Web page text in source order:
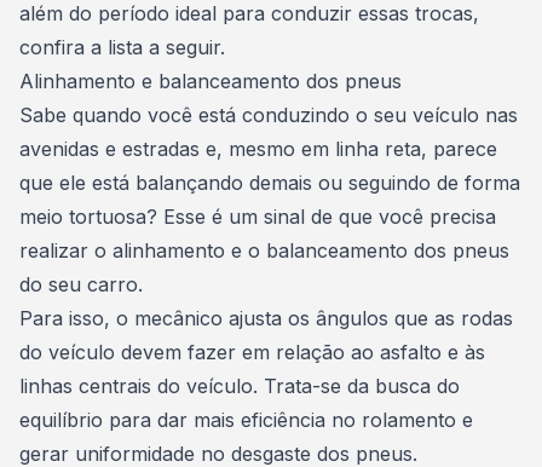
além do período ideal para conduzir essas trocas,
confira a lista a seguir.
Alinhamento e balanceamento dos pneus
Sabe quando você está conduzindo o seu veículo nas
avenidas e estradas e, mesmo em linha reta, parece
que ele está balançando demais ou seguindo de forma
meio tortuosa? Esse é um sinal de que você precisa
realizar o alinhamento e o balanceamento dos pneus
do seu carro.
Para isso, o mecânico ajusta os ângulos que as rodas
do veículo devem fazer em relação ao asfalto e às
linhas centrais do veículo. Trata-se da busca do
equilíbrio para dar mais eficiência no rolamento e
gerar uniformidade no desgaste dos pneus.